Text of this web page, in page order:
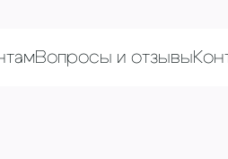
Вопросы и отзывы